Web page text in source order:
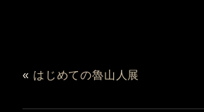
« はじめての魯山人展